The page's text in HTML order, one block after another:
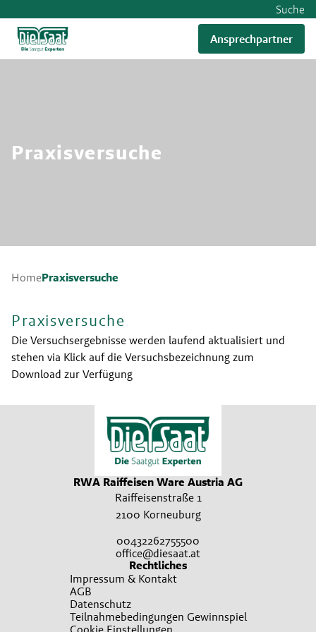
Suche
Ansprechpartner
Praxisversuche
HomePraxisversuche
Praxisversuche
Die Versuchsergebnisse werden laufend aktualisiert und
stehen via Klick auf die Versuchsbezeichnung zum
Download zur Verfügung
RWA Raiffeisen Ware Austria AG
Raiffeisenstraße 1
2100 Korneuburg
00432262755500
office@diesaat.at
Rechtliches
Impressum & Kontakt
AGB
Datenschutz
Teilnahmebedingungen Gewinnspiel
Cookie Einstellungen